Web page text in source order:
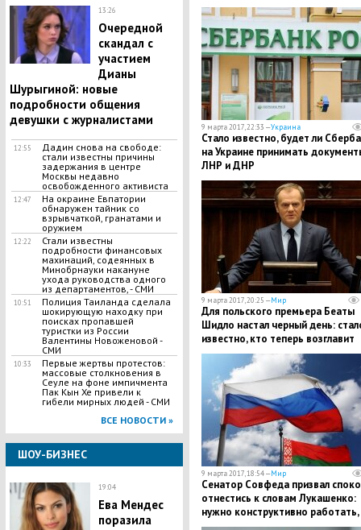
13:26
Очередной
скандал с
участием
Дианы
Шурыгиной: новые
подробности общения
девушки с журналистами
12:55
Дадин снова на свободе:
стали известны причины
задержания в центре
Москвы недавно
освобожденного активиста
12:47
На окраине Евпатории
обнаружен тайник со
взрывчаткой, гранатами и
оружием
12:22
Стали известны
подробности финансовых
махинаций, содеянных в
Минобрнауки накануне
ухода руководства одного
из департаментов, - СМИ
10:51
Полиция Таиланда сделала
шокирующую находку при
поисках пропавшей
туристки из России
Валентины Новоженовой -
СМИ
10:33
Первые жертвы протестов:
массовые столкновения в
Сеуле на фоне импичмента
Пак Кын Хе привели к
гибели мирных людей - СМИ
ВСЕ НОВОСТИ »
ШОУ-БИЗНЕС
19:04
Ева Мендес
поразила
9 марта 2017, 22:33 —Украина
Стало известно, будет ли
на Украине принимать
ЛНР и ДНР
9 марта 2017, 20:25 —Мир
Для польского премьера Беаты
Шидло настал черный день:
известно, кто теперь возглавит
Европейский совет
9 марта 2017, 18:54 —Мир
Сенатор Совфеда призвал
отнестись к словам Лукашенко:
нужно конструктивно работать,
не лезть в словесную полемику